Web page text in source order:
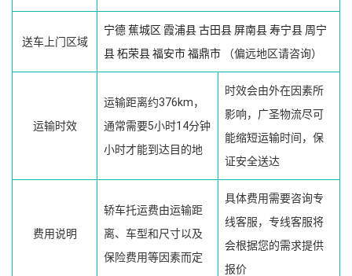
送车上门区域
宁德蕉城区 霞浦县古田县 屏南县寿宁县 周宁
县柘荣县福安市福鼎市 （偏远地区请咨询）
运输时效
运输距离约376km，
通常需要5小时14分钟
小时才能到达目的地
时效会由外在因素所
影响，广圣物流尽可
能缩短运输时间，保
证安全送达
费用说明
轿车托运费由运输距
离、车型和尺寸以及
保险费用等因素而定
具体费用需要咨询专
线客服，专线客服将
会根据您的需求提供
报价